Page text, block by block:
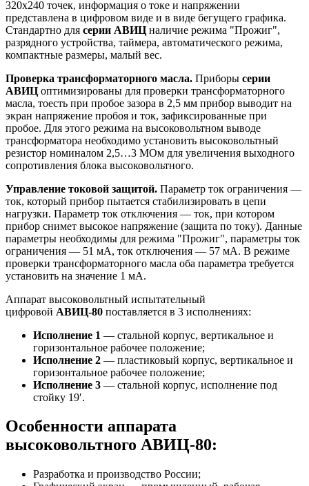
320х240 точек, информация о токе и напряжении
представлена в цифровом виде и в виде бегущего графика.
Стандартно для серии АВИЦ наличие режима "Прожиг",
разрядного устройства, таймера, автоматического режима,
компактные размеры, малый вес.
Проверка трансформаторного масла. Приборы серии
АВИЦ оптимизированы для проверки трансформаторного
масла, тоесть при пробое зазора в 2,5 мм прибор выводит на
экран напряжение пробоя и ток, зафиксированные при
пробое. Для этого режима на высоковольтном выводе
трансформатора необходимо установить высоковольтный
резистор номиналом 2,5…3 МОм для увеличения выходного
сопротивления блока высоковольтного.
Управление токовой защитой. Параметр ток ограничения —
ток, который прибор пытается стабилизировать в цепи
нагрузки. Параметр ток отключения — ток, при котором
прибор снимет высокое напряжение (защита по току). Данные
параметры необходимы для режима "Прожиг", параметры ток
ограничения — 51 мА, ток отключения — 57 мА. В режиме
проверки трансформаторного масла оба параметра требуется
установить на значение 1 мА.
Аппарат высоковольтный испытательный
цифровой АВИЦ-80 поставляется в 3 исполнениях:
Исполнение 1 — стальной корпус, вертикальное и
горизонтальное рабочее положение;
Исполнение 2 — пластиковый корпус, вертикальное и
горизонтальное рабочее положение;
Исполнение 3 — стальной корпус, исполнение под
стойку 19′.
Особенности аппарата
высоковольтного АВИЦ-80:
Разработка и производство России;